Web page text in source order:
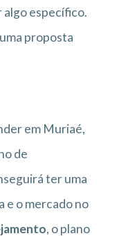
específico.
proposta
em Muriaé,
de
ter uma
e o mercado no
, o plano